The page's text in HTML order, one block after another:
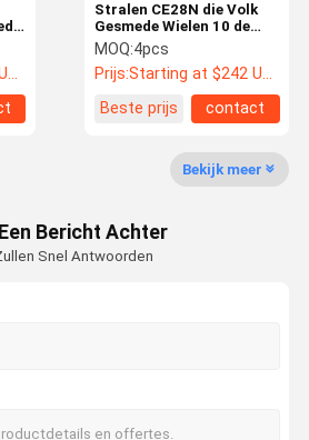
Stralen CE28N die Volk
Gesmede Wielen 10 de
rennen Spokes-Douane
eindigen
MOQ:4pcs
Prijs:Starting at $242 US Dollars ea
Beste prijs
contact
Bekijk meer
Bericht Achter
Snel Antwoorden